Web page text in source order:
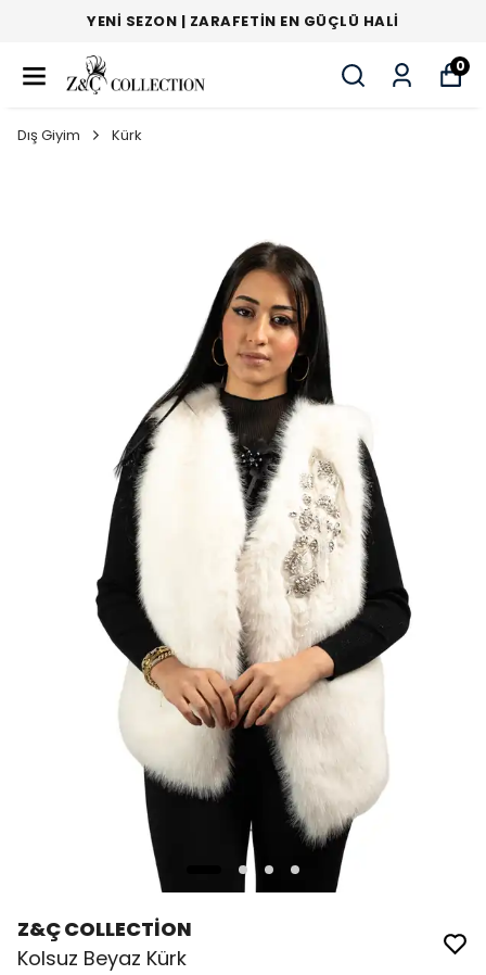
YENI SEZON | ZARAFETIN EN GÜÇLÜ HALI
0
Dış Giyim Kürk
Z&Ç COLLECTİON
Kolsuz Beyaz Kürk